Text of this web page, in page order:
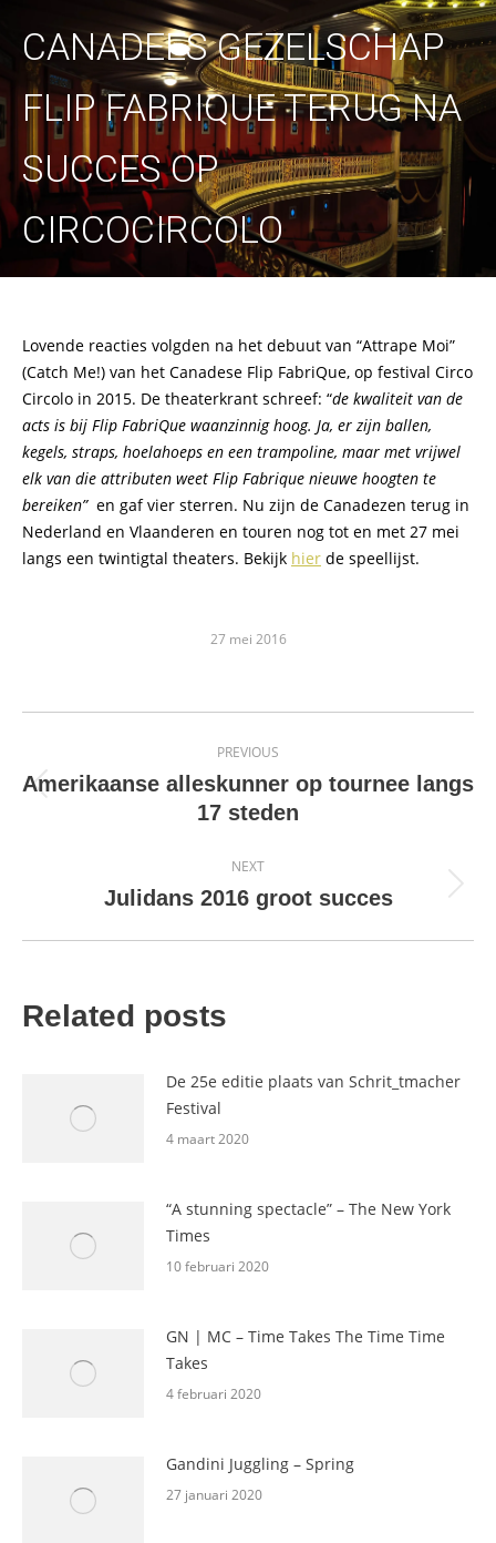
CANADEES GEZELSCHAP
FLIP FABRIQUE TERUG NA
SUCCES OP
CIRCOCIRCOLO
Lovende reacties volgden na het debuut van “Attrape Moi”
(Catch Me!) van het Canadese Flip FabriQue, op festival Circo
Circolo in 2015. De theaterkrant schreef: “de kwaliteit van de
acts is bij Flip FabriQue waanzinnig hoog. Ja, er zijn ballen,
kegels, straps, hoelahoeps en een trampoline, maar met vrijwel
elk van die attributen weet Flip Fabrique nieuwe hoogten te
bereiken” en gaf vier sterren. Nu zijn de Canadezen terug in
Nederland en Vlaanderen en touren nog tot en met 27 mei
langs een twintigtal theaters. Bekijk hier de speellijst.
27 mei 2016
navigation
PREVIOUS
Previous
post:
Amerikaanse alleskunner op tournee langs
17 steden
NEXT
Next
Julidans 2016 groot succes
Related posts
De 25e editie plaats van Schrit_tmacher
Festival
4 maart 2020
“A stunning spectacle” – The New York
Times
10 februari 2020
GN | MC – Time Takes The Time Time
Takes
4 februari 2020
Gandini Juggling – Spring
27 januari 2020